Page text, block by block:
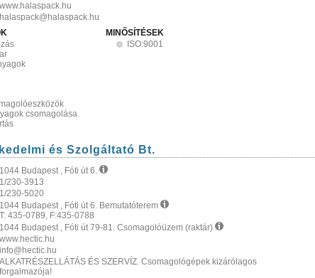
www.halaspack.hu
halaspack@halaspack.hu
csomagolása
MINŐSÍTÉSEK
ISO:9001
és Szolgáltató Bt.
1044 Budapest , Fóti út 6.
1/230-3913
1/230-5020
1044 Budapest , Fóti út 6. Bemutatóterem
T: 435-0789, F:435-0788
1044 Budapest , Fóti út 79-81. Csomagolóüzem (raktár)
www.hectic.hu
info@hectic.hu
ALKATRÉSZELLÁTÁS ÉS SZERVÍZ. Csomagológépek kizárólagos
forgalmazója!